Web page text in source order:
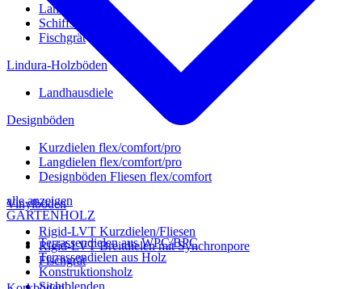
alle anzeigen
GARTENHOLZ
Terrassendielen aus WPC/BPC
Terrassendielen aus Holz
Konstruktionsholz
Sichtblenden
Landhausdiele
Schiffsboden
Fischgrät
Lindura-Holzböden
Landhausdiele
Designböden
Kurzdielen flex/comfort/pro
Langdielen flex/comfort/pro
Designböden Fliesen flex/comfort
Vinylböden
Rigid-LVT Kurzdielen/Fliesen
Rigid-LVT Breitdielen mit Synchronpore
Fischgrät